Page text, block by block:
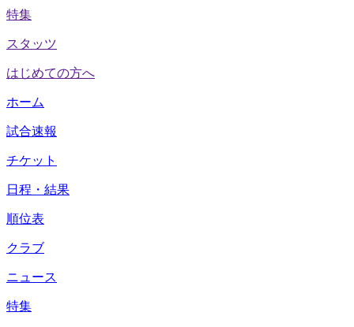
特集
スタッツ
はじめての方へ
ホーム
試合速報
チケット
日程・結果
順位表
クラブ
ニュース
特集